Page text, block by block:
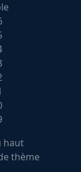
haut
thème